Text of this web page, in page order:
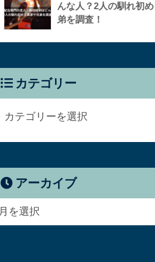
んな人？2人の馴れ初
弟を調査！
カテゴリー
アーカイブ